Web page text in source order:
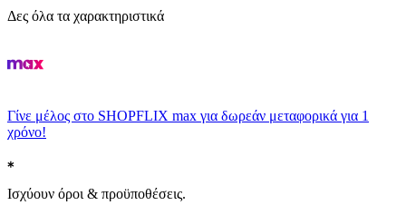
Δες όλα τα χαρακτηριστικά
Γίνε μέλος στο SHOPFLIX max για δωρεάν μεταφορικά για 1
χρόνο!
Ισχύουν όροι & προϋποθέσεις.